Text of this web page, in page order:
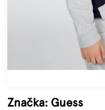
Značka: Guess